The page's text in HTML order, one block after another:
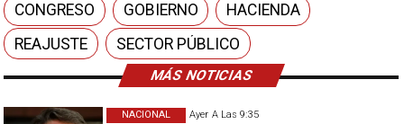
MÁS NOTICIAS
Ayer A Las 9:35
NACIONAL
CONGRESO GOBIERNO
HACIENDA
REAJUSTE
SECTOR PÚBLICO